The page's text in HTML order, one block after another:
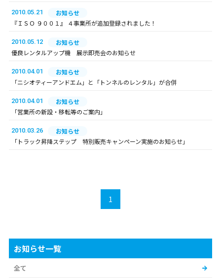
2010.05.21
お知らせ
『ＩＳＯ ９００１』 ４事業所が追加登録されました！
2010.05.12
お知らせ
優良レンタルアップ機 展示即売会のお知らせ
2010.04.01
お知らせ
「ニシオティーアンドエム」と「トンネルのレンタル」が合併
2010.04.01
お知らせ
「営業所の新設・移転等のご案内」
2010.03.26
お知らせ
「トラック昇降ステップ 特別販売キャンペーン実施のお知らせ」
1
お知らせ一覧
全て